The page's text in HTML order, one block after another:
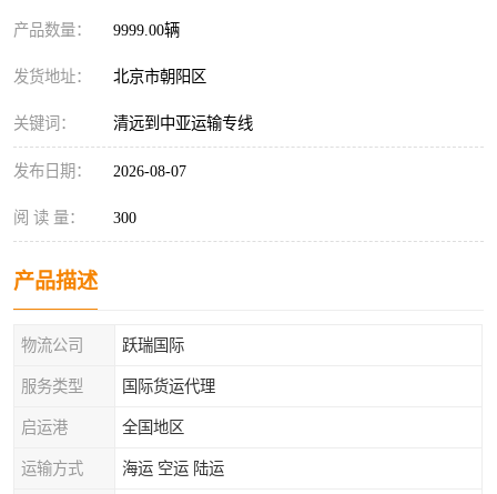
产品数量： 9999.00辆
发货地址： 北京市朝阳区
关键词： 清远到中亚运输专线
发布日期： 2026-08-07
阅 读 量： 300
产品描述
物流公司 跃瑞国际
服务类型 国际货运代理
启运港 全国地区
运输方式 海运 空运 陆运